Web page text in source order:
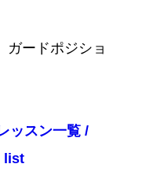
ードポジショ
ッスン一覧 /
list